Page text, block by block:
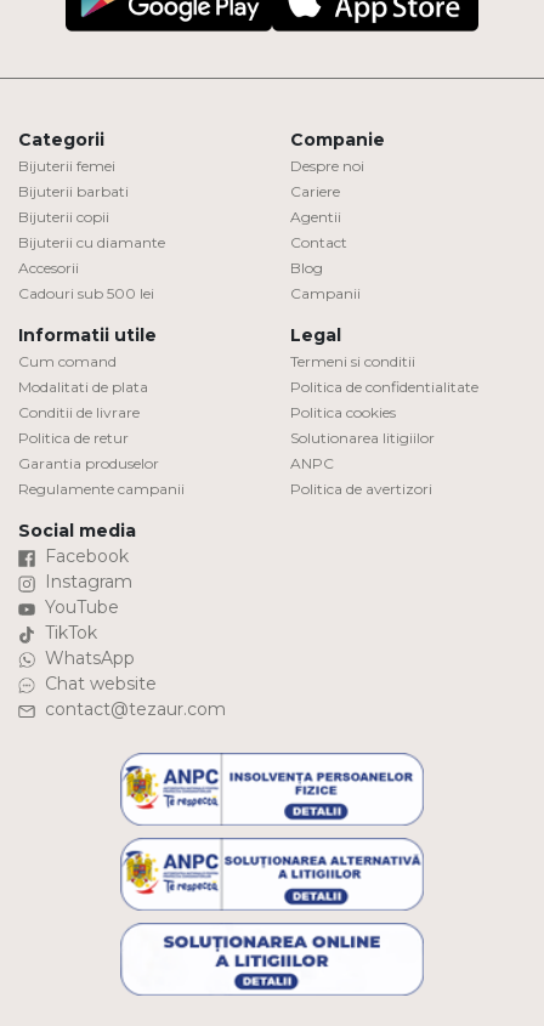
Categorii
Bijuterii femei
Bijuterii barbati
Bijuterii copii
Bijuterii cu diamante
Accesorii
Cadouri sub 500 lei
Companie
Despre noi
Cariere
Agentii
Contact
Blog
Campanii
Informatii utile
Cum comand
Modalitati de plata
Conditii de livrare
Politica de retur
Garantia produselor
Regulamente campanii
Legal
Termeni si conditii
Politica de confidentialitate
Politica cookies
Solutionarea litigiilor
ANPC
Politica de avertizori
Social media
Facebook
Instagram
YouTube
TikTok
WhatsApp
Chat website
contact@tezaur.com